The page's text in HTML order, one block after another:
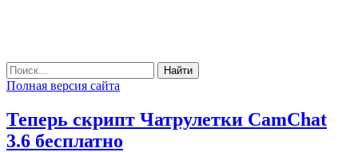
Найти
Полная версия сайта
Теперь скрипт Чатрулетки CamChat
3.6 бесплатно